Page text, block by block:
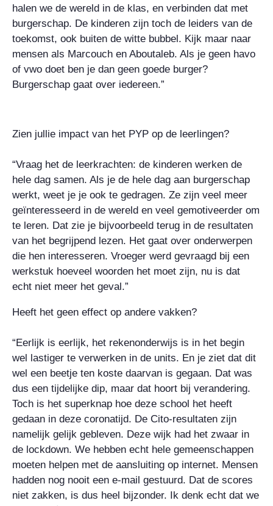
halen we de wereld in de klas, en verbinden dat met
burgerschap. De kinderen zijn toch de leiders van de
toekomst, ook buiten de witte bubbel. Kijk maar naar
mensen als Marcouch en Aboutaleb. Als je geen havo
of vwo doet ben je dan geen goede burger?
Burgerschap gaat over iedereen.”
Zien jullie impact van het PYP op de leerlingen?
“Vraag het de leerkrachten: de kinderen werken de
hele dag samen. Als je de hele dag aan burgerschap
werkt, weet je je ook te gedragen. Ze zijn veel meer
geïnteresseerd in de wereld en veel gemotiveerder om
te leren. Dat zie je bijvoorbeeld terug in de resultaten
van het begrijpend lezen. Het gaat over onderwerpen
die hen interesseren. Vroeger werd gevraagd bij een
werkstuk hoeveel woorden het moet zijn, nu is dat
echt niet meer het geval.”
Heeft het geen effect op andere vakken?
“Eerlijk is eerlijk, het rekenonderwijs is in het begin
wel lastiger te verwerken in de units. En je ziet dat dit
wel een beetje ten koste daarvan is gegaan. Dat was
dus een tijdelijke dip, maar dat hoort bij verandering.
Toch is het superknap hoe deze school het heeft
gedaan in deze coronatijd. De Cito-resultaten zijn
namelijk gelijk gebleven. Deze wijk had het zwaar in
de lockdown. We hebben echt hele gemeenschappen
moeten helpen met de aansluiting op internet. Mensen
hadden nog nooit een e-mail gestuurd. Dat de scores
niet zakken, is dus heel bijzonder. Ik denk echt dat we